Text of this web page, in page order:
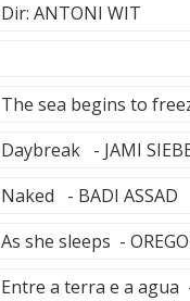
Dir: ANTONI WIT
The sea begins to
Daybreak - JAMI
Naked - BADI ASSAD
As she sleeps -
Entre a terra e a agua -